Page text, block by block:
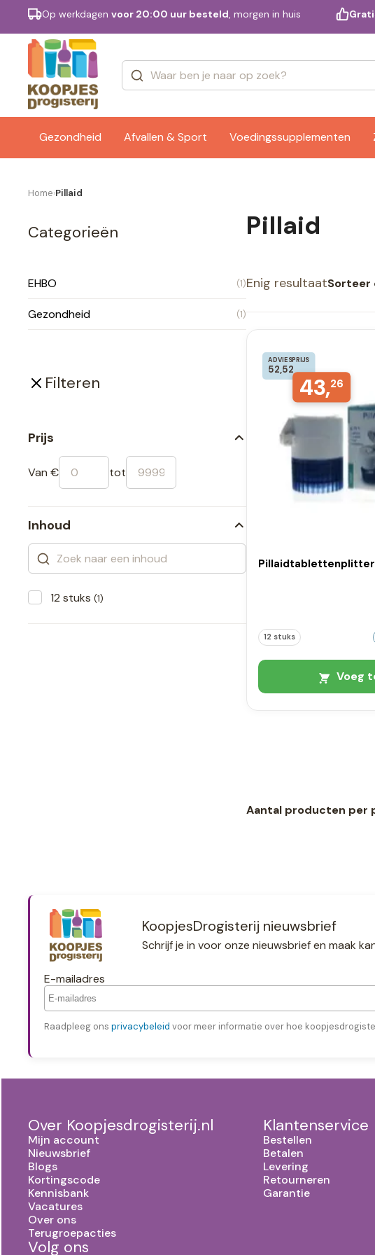
Op werkdagen voor 20:00 uur besteld, morgen in huis
Gezondheid Afvallen & Sport Voedingssupplementen
Merken
Home›Pillaid
Categorieën
EHBO (1)
Gezondheid (1)
Filteren
Prijs
Van € tot
Inhoud
12 stuks (1)
Pillaid
Enig resultaatSorteer
ADVIESPRIJS
52,52
43,26
Pillaidtablettenplitter
12 stuks
Voeg
Aantal producten per
KoopjesDrogisterij nieuwsbrief
Schrijf je in voor onze nieuwsbrief en maak
E-mailadres
Raadpleeg ons privacybeleid voor meer informatie over hoe
Over Koopjesdrogisterij.nl
Mijn account
Nieuwsbrief
Blogs
Kortingscode
Kennisbank
Vacatures
Over ons
Terugroepacties
Volg ons
Klantenservice
Bestellen
Betalen
Levering
Retourneren
Garantie